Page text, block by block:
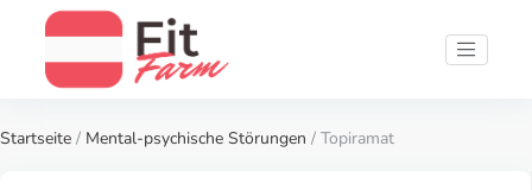
Startseite / Mental-psychische Störungen / Topiramat